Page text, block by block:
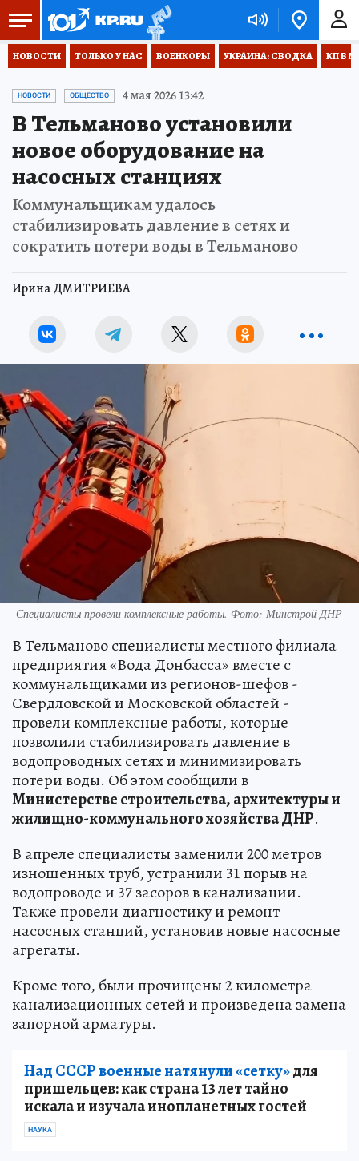
НОВОСТИ ТОЛЬКО У НАС ВОЕНКОРЫ УКРАИНА: СВОДКА КП В
НОВОСТИ ОБЩЕСТВО 4 мая 2026 13:42
В Тельманово установили
новое оборудование на
насосных станциях
Коммунальщикам удалось
стабилизировать давление в сетях и
сократить потери воды в Тельманово
Ирина ДМИТРИЕВА
Специалисты провели комплексные работы. Фото: Минстрой ДНР
В Тельманово специалисты местного филиала
предприятия «Вода Донбасса» вместе с
коммунальщиками из регионов-шефов -
Свердловской и Московской областей -
провели комплексные работы, которые
позволили стабилизировать давление в
водопроводных сетях и минимизировать
потери воды. Об этом сообщили в
Министерстве строительства, архитектуры и
жилищно-коммунального хозяйства ДНР.
В апреле специалисты заменили 200 метров
изношенных труб, устранили 31 порыв на
водопроводе и 37 засоров в канализации.
Также провели диагностику и ремонт
насосных станций, установив новые насосные
агрегаты.
Кроме того, были прочищены 2 километра
канализационных сетей и произведена замена
запорной арматуры.
Над СССР военные натянули «сетку»для
пришельцев: как страна 13 лет тайно
искала и изучала инопланетных гостей
НАУКА